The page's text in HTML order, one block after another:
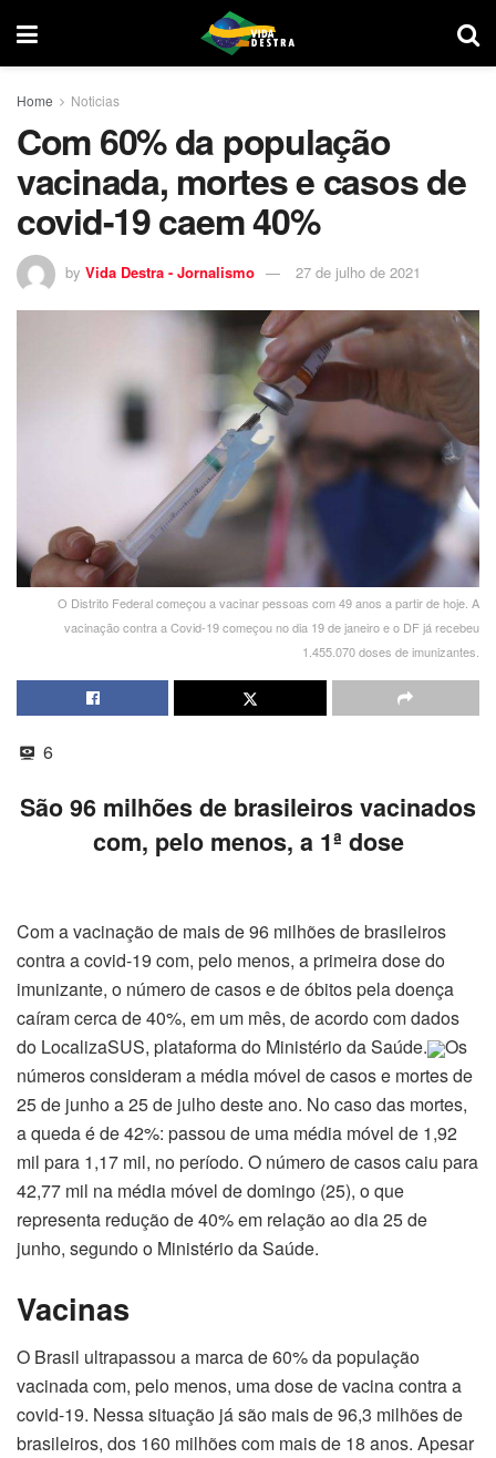
Home Noticias
Com 60% da população
vacinada, mortes e casos de
covid-19 caem 40%
by Vida Destra - Jornalismo 27 de julho de 2021
O Distrito Federal começou a vacinar pessoas com 49 anos a partir de hoje. A
vacinação contra a Covid-19 começou no dia 19 de janeiro e o DF já recebeu
1.455.070 doses de imunizantes.
6
São 96 milhões de brasileiros vacinados
com, pelo menos, a 1ª dose
Com a vacinação de mais de 96 milhões de brasileiros
contra a covid-19 com, pelo menos, a primeira dose do
imunizante, o número de casos e de óbitos pela doença
caíram cerca de 40%, em um mês, de acordo com dados
do LocalizaSUS, plataforma do Ministério da Saúde.
Os
números consideram a média móvel de casos e mortes de
25 de junho a 25 de julho deste ano. No caso das mortes,
a queda é de 42%: passou de uma média móvel de 1,92
mil para 1,17 mil, no período. O número de casos caiu para
42,77 mil na média móvel de domingo (25), o que
representa redução de 40% em relação ao dia 25 de
junho, segundo o Ministério da Saúde.
Vacinas
O Brasil ultrapassou a marca de 60% da população
vacinada com, pelo menos, uma dose de vacina contra a
covid-19. Nessa situação já são mais de 96,3 milhões de
brasileiros, dos 160 milhões com mais de 18 anos. Apesar